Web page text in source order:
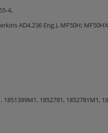
4,
AD4.236 Eng.), MF50H;
1852781, 1852781M1,